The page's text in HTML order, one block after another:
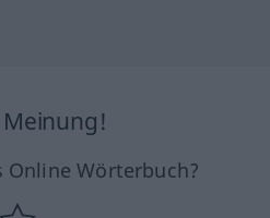
Meinung!
Wörterbuch?